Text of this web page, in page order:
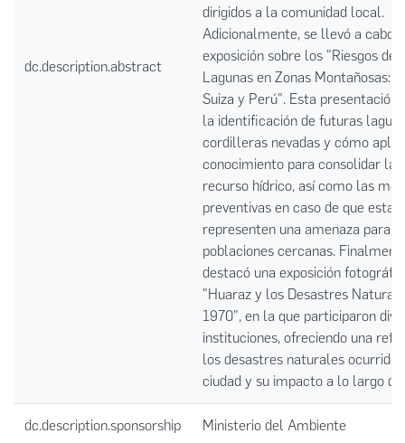
dc.description.abstract
dirigidos a la comunidad local.
Adicionalmente, se llevó a cabo
exposición sobre los "Riesgos de
Lagunas en Zonas Montañosas:
Suiza y Perú". Esta presentación
la identificación de futuras
cordilleras nevadas y cómo
conocimiento para consolidar la
recurso hídrico, así como las
preventivas en caso de que estas
representen una amenaza para
poblaciones cercanas.
destacó una exposición
"Huaraz y los Desastres
1970", en la que participaron
instituciones, ofreciendo una
los desastres naturales
ciudad y su impacto a lo largo
dc.description.sponsorship Ministerio del Ambiente